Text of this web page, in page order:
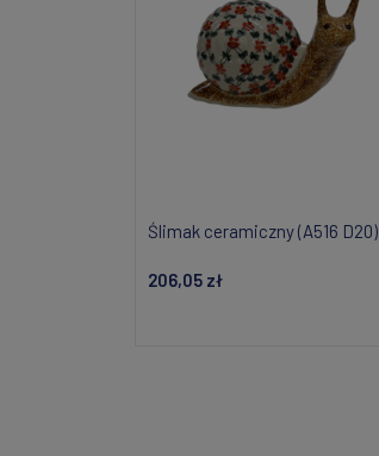
Ślimak ceramiczny (A516 D20)
206,05 zł